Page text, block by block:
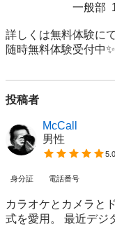
詳しくは無料体験にて
随時無料体験受付中
投稿者
McCall
男性
5.0
身分証 電話番号
カラオケとカメラと
式を愛用。 最近デジ